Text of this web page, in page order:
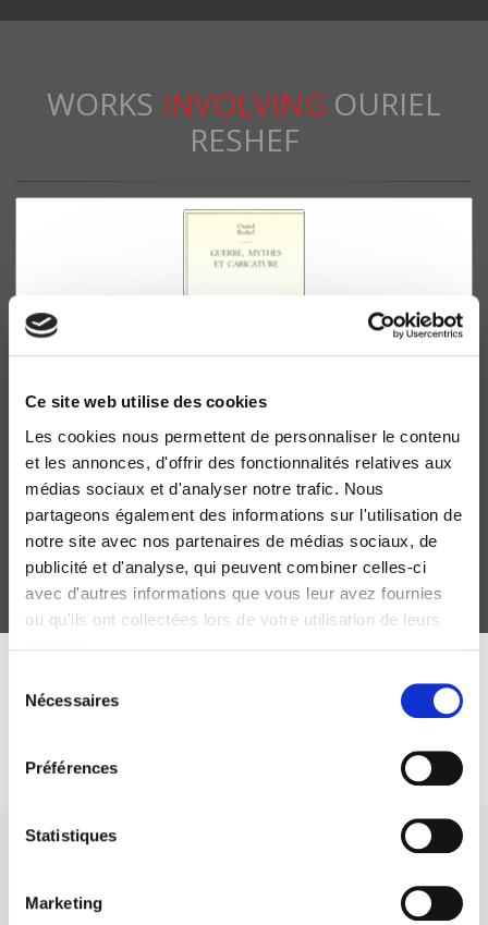
Ce site web utilise des cookies
Les cookies nous permettent de personnaliser le contenu
et les annonces, d'offrir des fonctionnalités relatives aux
médias sociaux et d'analyser notre trafic. Nous
partageons également des informations sur l'utilisation de
notre site avec nos partenaires de médias sociaux, de
publicité et d'analyse, qui peuvent combiner celles-ci
avec d'autres informations que vous leur avez fournies
ou qu'ils ont collectées lors de votre utilisation de leurs
Nécessaires
Préférences
Statistiques
Marketing
WORKS INVOLVING OURIEL
RESHEF
Guerre, mythes et caricature
Au berceau d'une mentalité française
Ouriel Reshef
DISCOVER OUR JOURNALS